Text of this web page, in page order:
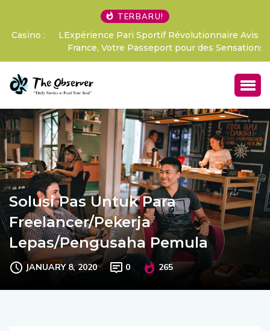
TERBARU!
LExpérience Pari Sportif Révolutionnaire Avis Betify
France, Votre Passeport pour des Sensations Fo
Solusi Pas Untuk Para
Freelancer/Pekerja
Lepas/Pengusaha Pemula
JANUARY 8, 2020 0 265